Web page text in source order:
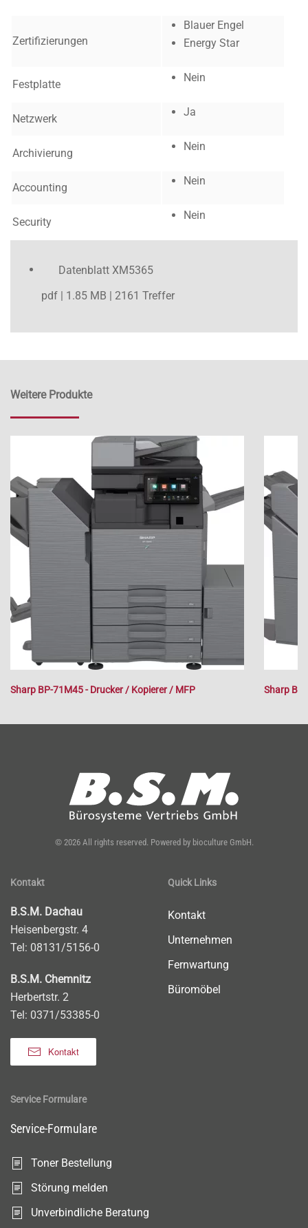
Zertifizierungen
Blauer Engel
Energy Star
Festplatte
Nein
Netzwerk
Ja
Archivierung
Nein
Accounting
Nein
Security
Nein
Datenblatt XM5365
pdf | 1.85 MB | 2161 Treffer
Weitere Produkte
Sharp BP-71M45 - Drucker / Kopierer / MFP Sharp
© 2026All rights reserved. Powered by bioculture GmbH.
Kontakt
B.S.M. Dachau
Heisenbergstr. 4
Tel: 08131/5156-0
B.S.M. Chemnitz
Herbertstr. 2
Tel: 0371/53385-0
Kontakt
Quick Links
Kontakt
Unternehmen
Fernwartung
Büromöbel
Service Formulare
Service-Formulare
Toner Bestellung
Störung melden
Unverbindliche Beratung